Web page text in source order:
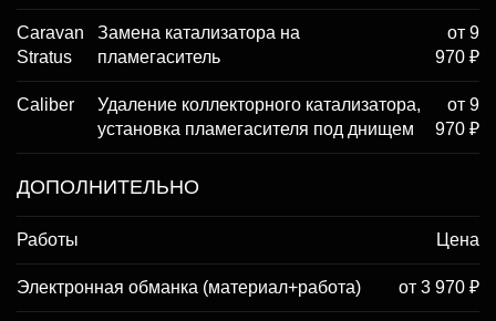
Caravan
Stratus
Замена катализатора на
пламегаситель
от 9
970 ₽
Caliber
Удаление коллекторного катализатора,
установка пламегасителя под днищем
от 9
970 ₽
ДОПОЛНИТЕЛЬНО
Работы Цена
Электронная обманка (материал+работа) от 3 970 ₽